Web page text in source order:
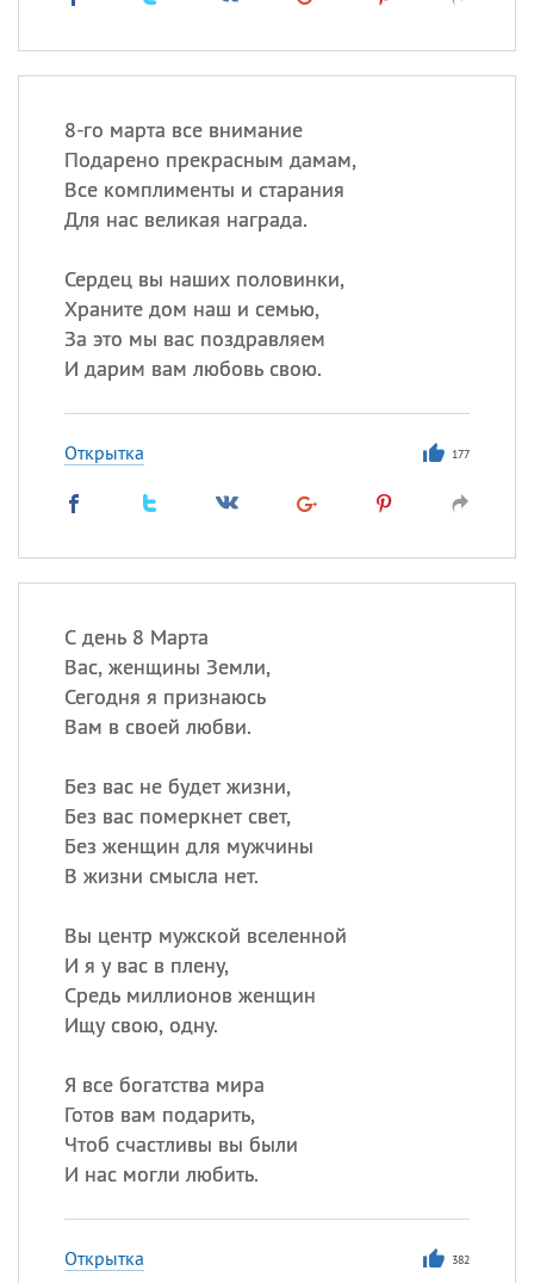
8-го марта все внимание
Подарено прекрасным дамам,
Все комплименты и старания
Для нас великая награда.
Сердец вы наших половинки,
Храните дом наш и семью,
За это мы вас поздравляем
И дарим вам любовь свою.
Открытка 177
С день 8 Марта
Вас, женщины Земли,
Сегодня я признаюсь
Вам в своей любви.
Без вас не будет жизни,
Без вас померкнет свет,
Без женщин для мужчины
В жизни смысла нет.
Вы центр мужской вселенной
И я у вас в плену,
Средь миллионов женщин
Ищу свою, одну.
Я все богатства мира
Готов вам подарить,
Чтоб счастливы вы были
И нас могли любить.
Открытка 382